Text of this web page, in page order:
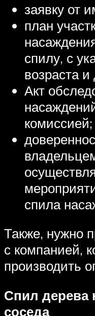
заявку от
план
спилу, с
возраста
Акт
комиссией;
спила
Также, нужно
с компанией,
производить
Спил дерева
соседа